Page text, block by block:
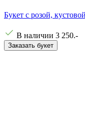
Букет с розой,
В наличии 3 250.-
Заказать букет